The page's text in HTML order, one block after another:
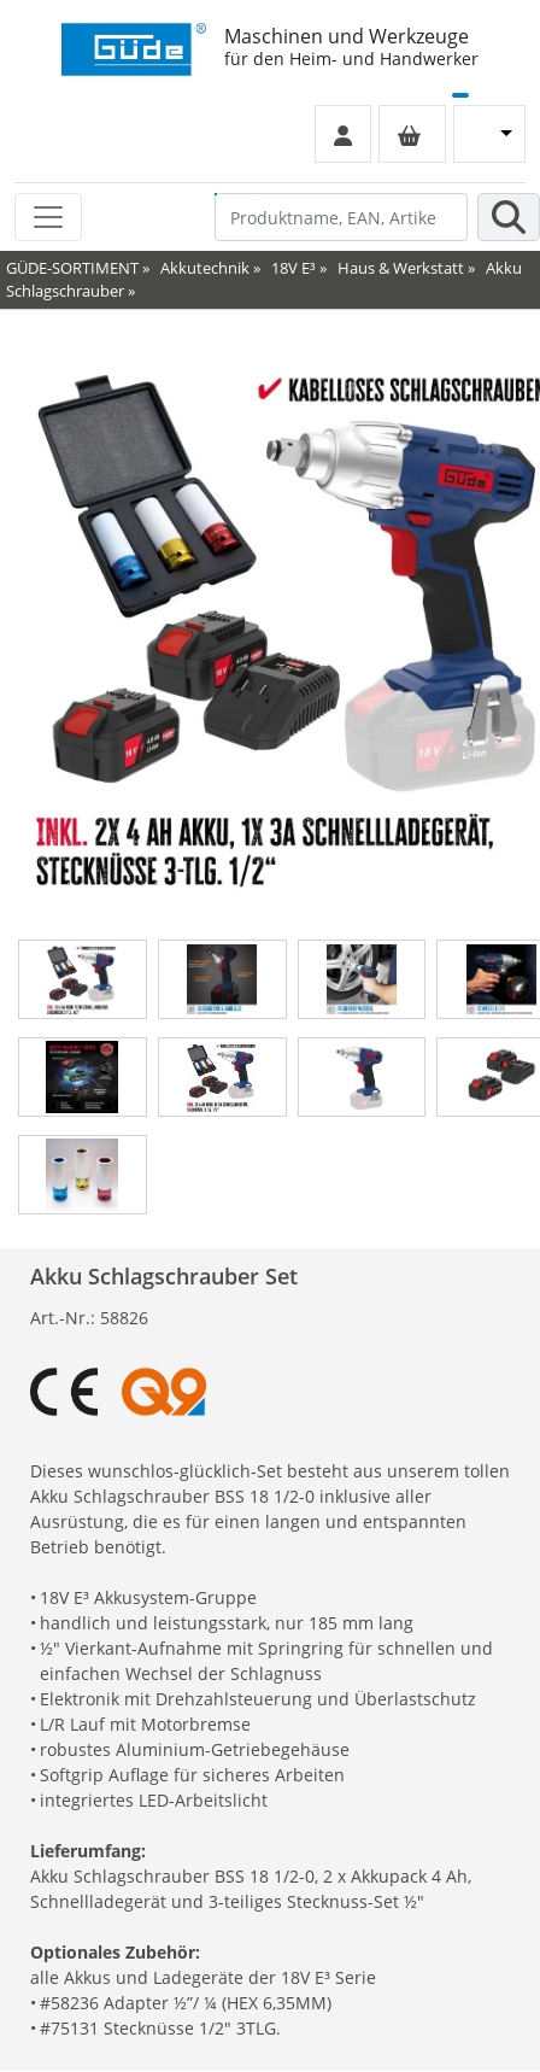
Maschinen und Werkzeuge
für den Heim- und Handwerker
GÜDE-SORTIMENT» Akkutechnik» 18V E³ » Haus & Werkstatt» Akku
Schlagschrauber»
Akku Schlagschrauber Set
Art.-Nr.: 58826
Dieses wunschlos-glücklich-Set besteht aus unserem tollen
Akku Schlagschrauber BSS 18 1/2-0 inklusive aller
Ausrüstung, die es für einen langen und entspannten
Betrieb benötigt.
• 18V E³ Akkusystem-Gruppe
• handlich und leistungsstark, nur 185 mm lang
• ½" Vierkant-Aufnahme mit Springring für schnellen und
einfachen Wechsel der Schlagnuss
• Elektronik mit Drehzahlsteuerung und Überlastschutz
• L/R Lauf mit Motorbremse
• robustes Aluminium-Getriebegehäuse
• Softgrip Auflage für sicheres Arbeiten
• integriertes LED-Arbeitslicht
Lieferumfang:
Akku Schlagschrauber BSS 18 1/2-0, 2 x Akkupack 4 Ah,
Schnellladegerät und 3-teiliges Stecknuss-Set ½"
Optionales Zubehör:
alle Akkus und Ladegeräte der 18V E³ Serie
• #58236 Adapter ½”/ ¼ (HEX 6,35MM)
• #75131 Stecknüsse 1/2" 3TLG.